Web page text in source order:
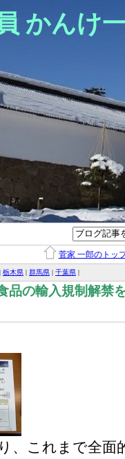
かんけ
菅家 一郎のトッ
| 栃木県 | 群馬県 | 千葉県 |
品の輸入規制解禁
、これまで全面